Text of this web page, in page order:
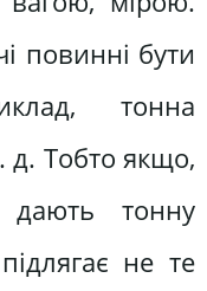
повинні бути
тонна
д. Тобто якщо,
тонну
не те